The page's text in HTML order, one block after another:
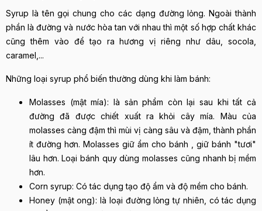
Syrup là tên gọi chung cho các dạng đường lỏng. Ngoài thành
phần là đường và nước hòa tan với nhau thì một số hợp chất khác
cũng thêm vào để tạo ra hương vị riêng như dâu, socola,
caramel,...
Những loại syrup phổ biến thường dùng khi làm bánh:
Molasses (mật mía): là sản phẩm còn lại sau khi tất cả
đường đã được chiết xuất ra khỏi cây mía. Màu của
molasses càng đậm thì mùi vị càng sâu và đậm, thành phần
ít đường hơn. Molasses giữ ẩm cho bánh , giữ bánh "tươi"
lâu hơn. Loại bánh quy dùng molasses cũng nhanh bị mềm
hơn.
Corn syrup: Có tác dụng tạo độ ẩm và độ mềm cho bánh.
Honey (mật ong): là loại đường lỏng tự nhiên, có tác dụng